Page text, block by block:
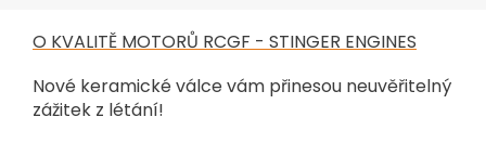
O KVALITĚ MOTORŮ RCGF - STINGER ENGINES
Nové keramické válce vám přinesou neuvěřitelný
zážitek z létání!